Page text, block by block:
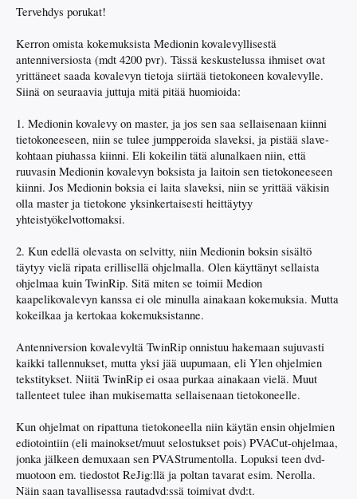
Tervehdys porukat!
Kerron omista kokemuksista Medionin kovalevyllisestä
antenniversiosta (mdt 4200 pvr). Tässä keskustelussa ihmiset ovat
yrittäneet saada kovalevyn tietoja siirtää tietokoneen kovalevylle.
Siinä on seuraavia juttuja mitä pitää huomioida:
1. Medionin kovalevy on master, ja jos sen saa sellaisenaan kiinni
tietokoneeseen, niin se tulee jumpperoida slaveksi, ja pistää slave-
kohtaan piuhassa kiinni. Eli kokeilin tätä alunalkaen niin, että
ruuvasin Medionin kovalevyn boksista ja laitoin sen tietokoneeseen
kiinni. Jos Medionin boksia ei laita slaveksi, niin se yrittää väkisin
olla master ja tietokone yksinkertaisesti heittäytyy
yhteistyökelvottomaksi.
2. Kun edellä olevasta on selvitty, niin Medionin boksin sisältö
täytyy vielä ripata erillisellä ohjelmalla. Olen käyttänyt sellaista
ohjelmaa kuin TwinRip. Sitä miten se toimii Medion
kaapelikovalevyn kanssa ei ole minulla ainakaan kokemuksia. Mutta
kokeilkaa ja kertokaa kokemuksistanne.
Antenniversion kovalevyltä TwinRip onnistuu hakemaan sujuvasti
kaikki tallennukset, mutta yksi jää uupumaan, eli Ylen ohjelmien
tekstitykset. Niitä TwinRip ei osaa purkaa ainakaan vielä. Muut
tallenteet tulee ihan mukisematta sellaisenaan tietokoneelle.
Kun ohjelmat on ripattuna tietokoneella niin käytän ensin ohjelmien
ediotointiin (eli mainokset/muut selostukset pois) PVACut-ohjelmaa,
jonka jälkeen demuxaan sen PVAStrumentolla. Lopuksi teen dvd-
muotoon em. tiedostot ReJig:llä ja poltan tavarat esim. Nerolla.
Näin saan tavallisessa rautadvd:ssä toimivat dvd:t.